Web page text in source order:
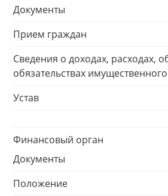
Документы
Прием граждан
Сведения о доходах, расходах,
обязательствах
Устав
Финансовый орган
Документы
Положение